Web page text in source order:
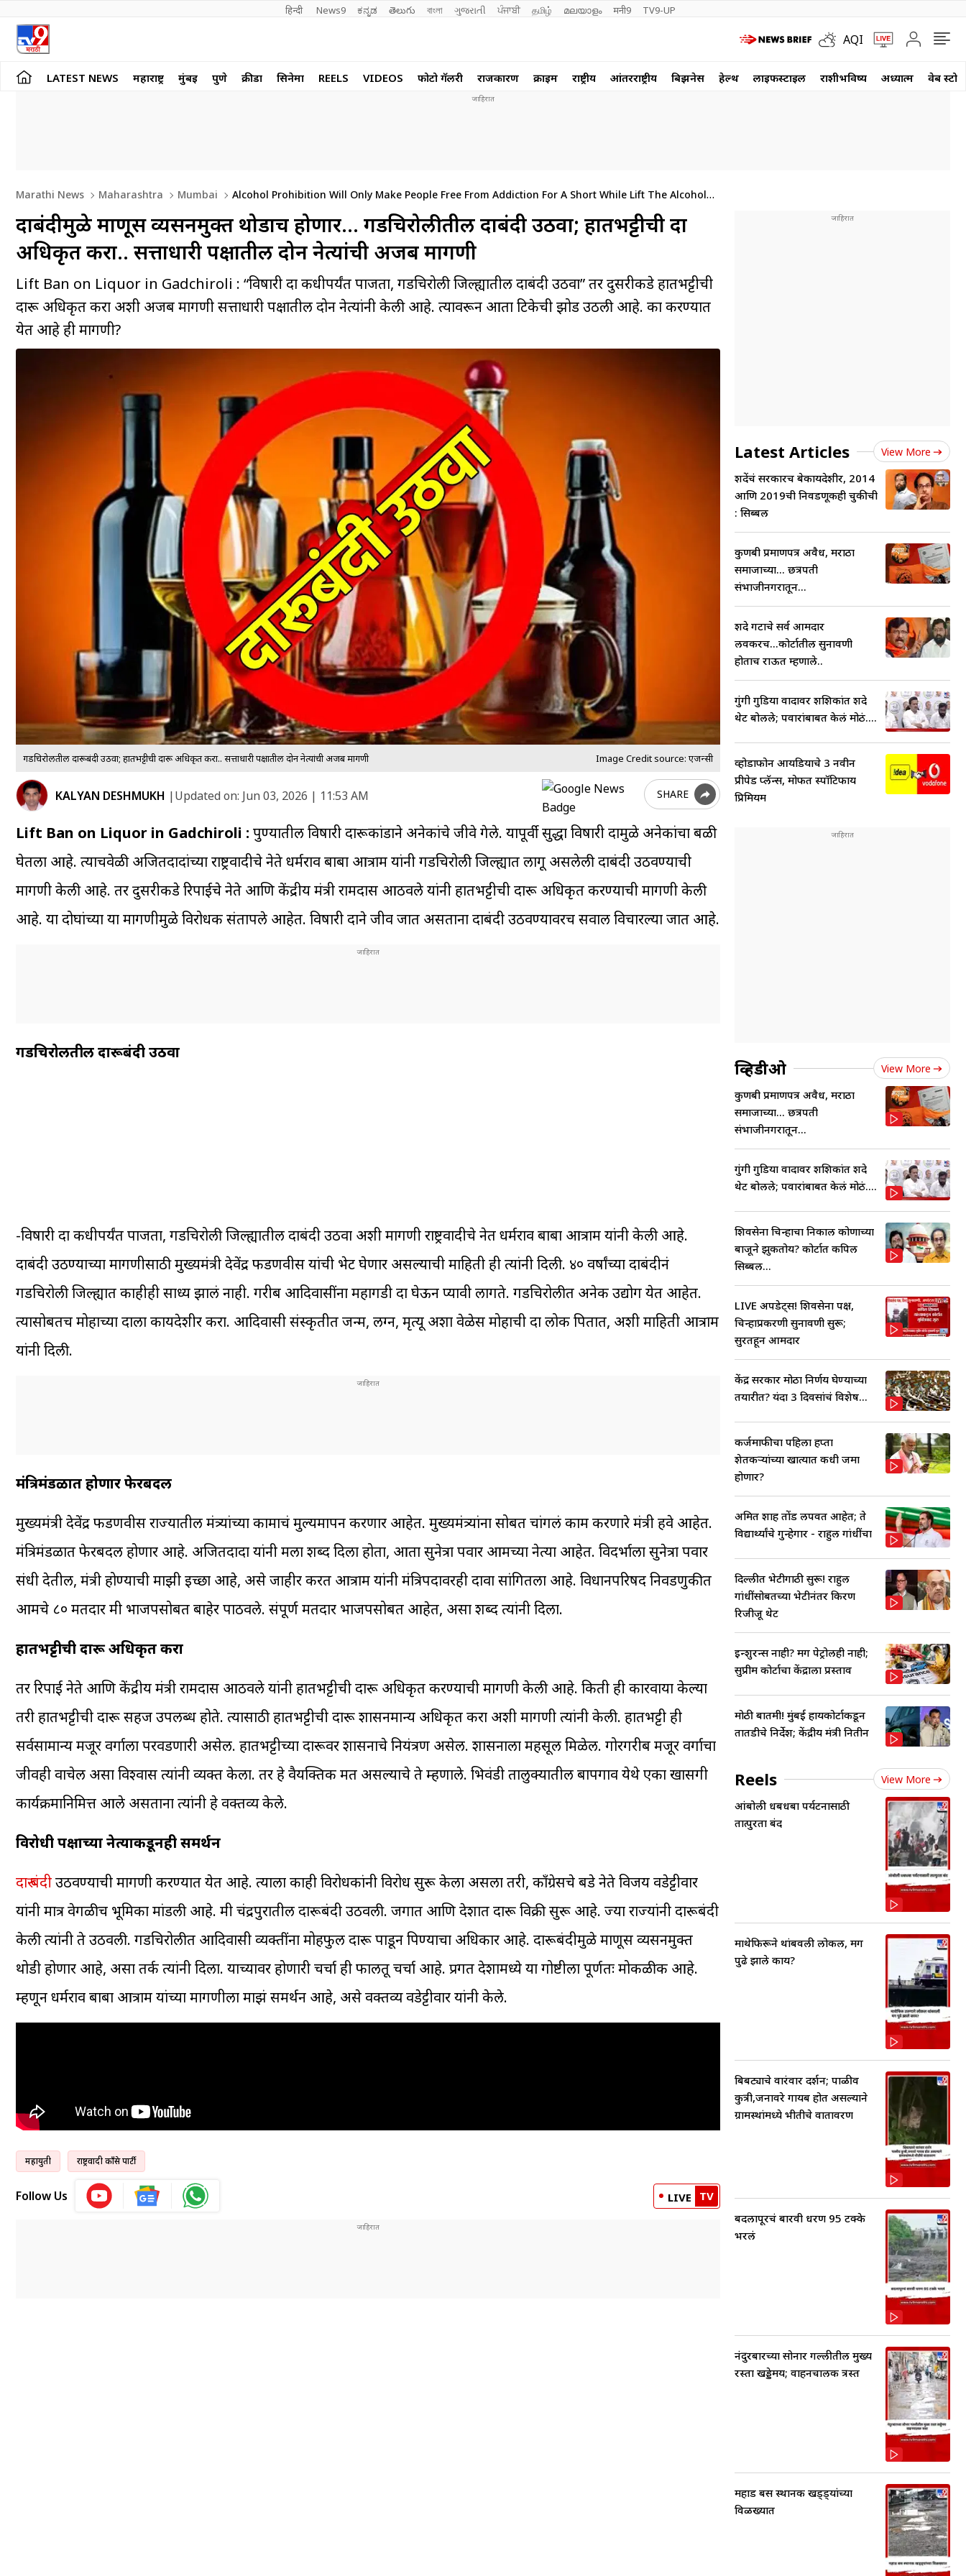
हिन्दी News9 ಕನ್ನಡ తెలుగు বাংলা ગુજરાતી ਪੰਜਾਬੀ தமிழ் മലയാളം मनी9 TV9-UP
AQI
LATEST NEWS महाराष्ट्र मुंबई पुणे क्रीडा सिनेमा REELS VIDEOS फोटो गॅलरी राजकारण क्राईम राष्ट्रीय आंतरराष्ट्रीय बिझनेस हेल्थ लाईफस्टाईल राशीभविष्य अध्यात्म वेब
Marathi News Maharashtra Mumbai
Alcohol Prohibition Will Only Make People Free From Addiction For A Short While Lift The Alcohol
Prohibition In Gadchiroli Demanded By NCP Leader Dharmrao Baba Atram And Legalize Hand Made Liquor Strange Demanded By Central
Minister Ramdas Athawale
दारूबंदीमुळे माणूस व्यसनमुक्त थोडाच होणार… गडचिरोलीतील दारूबंदी उठवा; हातभट्टीची दारू
अधिकृत करा.. सत्ताधारी पक्षातील दोन नेत्यांची अजब मागणी
Lift Ban on Liquor in Gadchiroli : “विषारी दारु कधीपर्यंत पाजता, गडचिरोली जिल्ह्यातील दारुबंदी उठवा” तर दुसरीकडे हातभट्टीची
दारू अधिकृत करा अशी अजब मागणी सत्ताधारी पक्षातील दोन नेत्यांनी केली आहे. त्यावरून आता टिकेची झोड उठली आहे. का करण्यात
येत आहे ही मागणी?
गडचिरोलीतील दारूबंदी उठवा; हातभट्टीची दारू अधिकृत करा.. सत्ताधारी पक्षातील दोन नेत्यांची अजब मागणी Image Credit source: एजन्सी
KALYAN DESHMUKH |Updated on: Jun 03, 2026 | 11:53 AM SHARE
Lift Ban on Liquor in Gadchiroli : पुण्यातील विषारी दारूकांडाने अनेकांचे जीवे गेले. यापूर्वी सुद्धा विषारी दारुमुळे अनेकांचा बळी
घेतला आहे. त्याचवेळी अजितदादांच्या राष्ट्रवादीचे नेते धर्मराव बाबा आत्राम यांनी गडचिरोली जिल्ह्यात लागू असलेली दारुबंदी उठवण्याची
मागणी केली आहे. तर दुसरीकडे रिपाईचे नेते आणि केंद्रीय मंत्री रामदास आठवले यांनी हातभट्टीची दारू अधिकृत करण्याची मागणी केली
आहे. या दोघांच्या या मागणीमुळे विरोधक संतापले आहेत. विषारी दारुने जीव जात असताना दारुबंदी उठवण्यावरच सवाल विचारल्या जात आहे.
गडचिरोलीतील दारूबंदी उठवा
-विषारी दारु कधीपर्यंत पाजता, गडचिरोली जिल्ह्यातील दारुबंदी उठवा अशी मागणी राष्ट्रवादीचे नेत धर्मराव बाबा आत्राम यांनी केली आहे.
दारुबंदी उठण्याच्या मागणीसाठी मुख्यमंत्री देवेंद्र फडणवीस यांची भेट घेणार असल्याची माहिती ही त्यांनी दिली. ४० वर्षांच्या दारुबंदीनं
गडचिरोली जिल्ह्यात काहीही साध्य झालं नाही. गरीब आदिवासींना महागडी दारु घेऊन प्यावी लागते. गडचिरोलीत अनेक उद्योग येत आहेत.
त्यासोबतच मोहाच्या दारुला कायदेशीर करा. आदिवासी संस्कृतीत जन्म, लग्न, मृत्यू अशा वेळेस मोहाची दारु लोक पितात, अशी माहिती आत्राम
यांनी दिली.
मंत्रिमंडळात होणार फेरबदल
मुख्यमंत्री देवेंद्र फडणवीस राज्यातील मंत्र्यांच्या कामाचं मुल्यमापन करणार आहेत. मुख्यमंत्र्यांना सोबत चांगलं काम करणारे मंत्री हवे आहेत.
मंत्रिमंडळात फेरबदल होणार आहे. अजितदादा यांनी मला शब्द दिला होता, आता सुनेत्रा पवार आमच्या नेत्या आहेत. विदर्भाला सुनेत्रा पवार
संधी देतील, मंत्री होण्याची माझी इच्छा आहे, असे जाहीर करत आत्राम यांनी मंत्रि‍पदावरही दावा सांगितला आहे. विधानपरिषद निवडणुकीत
आमचे ८० मतदार मी भाजपसोबत बाहेर पाठवले. संपूर्ण मतदार भाजपसोबत आहेत, असा शब्द त्यांनी दिला.
हातभट्टीची दारू अधिकृत करा
तर रिपाई नेते आणि केंद्रीय मंत्री रामदास आठवले यांनी हातभट्टीची दारू अधिकृत करण्याची मागणी केली आहे. किती ही कारवाया केल्या
तरी हातभट्टीची दारू सहज उपलब्ध होते. त्यासाठी हातभट्टीची दारू शासनमान्य अधिकृत करा अशी मागणी त्यांनी केली. हातभट्टी ही
सर्वसामान्य मजूर वर्गाला परवडणारी असेल. हातभट्टीच्या दारूवर शासनाचे नियंत्रण असेल. शासनाला महसूल मिळेल. गोरगरीब मजूर वर्गाचा
जीवही वाचेल असा विश्वास त्यांनी व्यक्त केला. तर हे वैयक्तिक मत असल्याचे ते म्हणाले. भिवंडी तालुक्यातील बापगाव येथे एका खासगी
कार्यक्रमानिमित्त आले असताना त्यांनी हे वक्तव्य केले.
विरोधी पक्षाच्या नेत्याकडूनही समर्थन
दारु बंदीउठवण्याची मागणी करण्यात येत आहे. त्याला काही विरोधकांनी विरोध सुरू केला असला तरी, काँग्रेसचे बडे नेते विजय वडेट्टीवार
यांनी मात्र वेगळीच भूमिका मांडली आहे. मी चंद्रपुरातील दारूबंदी उठवली. जगात आणि देशात दारू विक्री सुरू आहे. ज्या राज्यांनी दारूबंदी
केली त्यांनी ते उठवली. गडचिरोलीत आदिवासी व्यक्तींना मोहफुल दारू पाडून पिण्याचा अधिकार आहे. दारूबंदीमुळे माणूस व्यसनमुक्त
थोडी होणार आहे, असा तर्क त्यांनी दिला. याच्यावर होणारी चर्चा ही फालतू चर्चा आहे. प्रगत देशामध्ये या गोष्टीला पूर्णतः मोकळीक आहे.
म्हणून धर्मराव बाबा आत्राम यांच्या मागणीला माझं समर्थन आहे, असे वक्तव्य वडेट्टीवार यांनी केले.
महायुती राष्ट्रवादी काँग्रेस पार्टी
Follow Us LIVE TV
Latest Articles View More
शिंदेंचं सरकारच बेकायदेशीर, 2014
आणि 2019ची निवडणूकही चुकीची
: सिब्बल
कुणबी प्रमाणपत्र अवैध, मराठा
समाजाच्या... छत्रपती
संभाजीनगरातून...
शिंदे गटाचे सर्व आमदार
लवकरच...कोर्टातील सुनावणी
होताच राऊत म्हणाले..
गुंगी गुडिया वादावर शशिकांत शिंदे
थेट बोलले; पवारांबाबत केलं मोठं....
व्होडाफोन आयडियाचे 3 नवीन
प्रीपेड प्लॅन्स, मोफत स्पॉटिफाय
प्रिमियम
व्हिडीओ View More
कुणबी प्रमाणपत्र अवैध, मराठा
समाजाच्या... छत्रपती
संभाजीनगरातून...
गुंगी गुडिया वादावर शशिकांत शिंदे
थेट बोलले; पवारांबाबत केलं मोठं....
शिवसेना चिन्हाचा निकाल कोणाच्या
बाजूने झुकतोय? कोर्टात कपिल
सिब्बल...
LIVE अपडेट्स! शिवसेना पक्ष,
चिन्हाप्रकरणी सुनावणी सुरू;
सुरतहून आमदार
केंद्र सरकार मोठा निर्णय घेण्याच्या
तयारीत? यंदा 3 दिवसांचं विशेष...
कर्जमाफीचा पहिला हप्ता
शेतकऱ्यांच्या खात्यात कधी जमा
होणार?
अमित शाह तोंड लपवत आहेत; ते
विद्यार्थ्यांचे गुन्हेगार - राहुल गांधींचा
दिल्लीत भेटीगाठी सुरू! राहुल
गांधींसोबतच्या भेटीनंतर किरण
रिजीजू थेट
इन्शुरन्स नाही? मग पेट्रोलही नाही;
सुप्रीम कोर्टाचा केंद्राला प्रस्ताव
मोठी बातमी! मुंबई हायकोर्टाकडून
तातडीचे निर्देश; केंद्रीय मंत्री नितीन
Reels View More
आंबोली धबधबा पर्यटनासाठी
तात्पुरता बंद
माथेफिरूने थांबवली लोकल, मग
पुढे झाले काय?
बिबट्याचे वारंवार दर्शन; पाळीव
कुत्री,जनावरे गायब होत असल्याने
ग्रामस्थांमध्ये भीतीचे वातावरण
बदलापूरचं बारवी धरण 95 टक्के
भरलं
नंदुरबारच्या सोनार गल्लीतील मुख्य
रस्ता खड्डेमय; वाहनचालक त्रस्त
महाड बस स्थानक खड्ड्यांच्या
विळख्यात